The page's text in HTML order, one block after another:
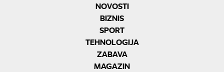
NOVOSTI
BIZNIS
SPORT
TEHNOLOGIJA
ZABAVA
MAGAZIN